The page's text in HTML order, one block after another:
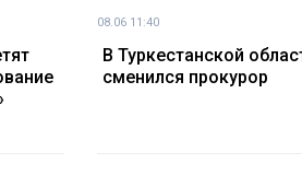
08.06 11:40
В Туркестанской
сменился прокурор